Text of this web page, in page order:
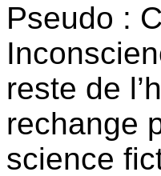
Pseudo :
reste de
rechange
science